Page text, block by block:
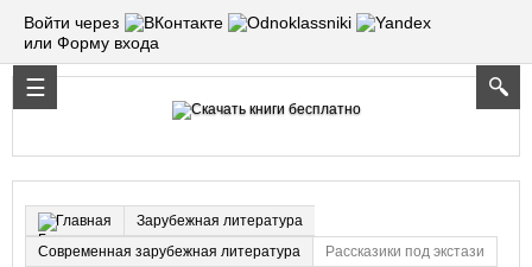
Войти через
или Форму входа
Главная
Зарубежная литература
Современная зарубежная литература
Рассказики под экстази